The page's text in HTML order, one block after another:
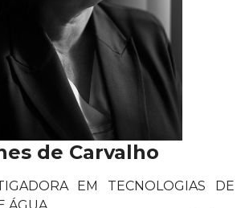
de Carvalho
EM TECNOLOGIAS DE